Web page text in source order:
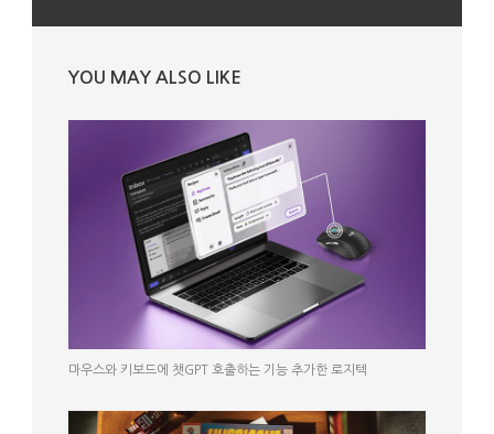
YOU MAY ALSO LIKE
마우스와 키보드에 챗GPT 호출하는 기능 추가한 로지텍